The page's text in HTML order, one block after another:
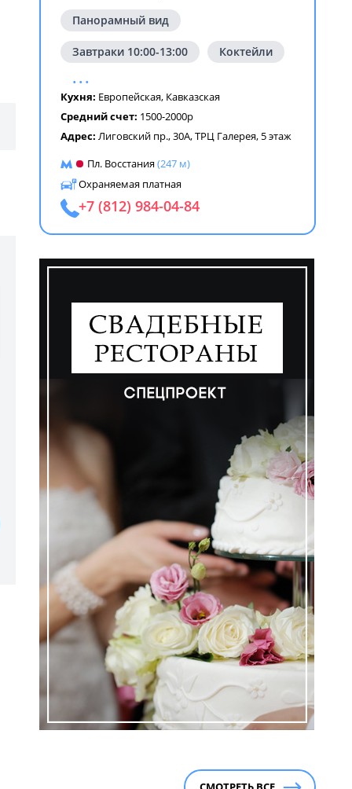
Панорамный вид
Завтраки 10:00-13:00 Коктейли
...
Кухня: Европейская, Кавказская
Средний счет: 1500-2000р
Адрес: Лиговский пр., 30А, ТРЦ Галерея, 5 этаж
Пл. Восстания(247 м)
Охраняемая платная
+7 (812) 984-04-84